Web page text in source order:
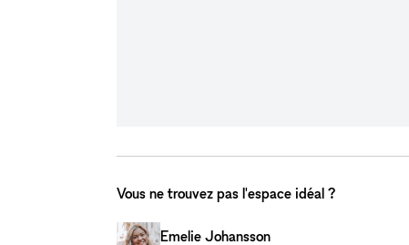
Vous ne trouvez pas l'espace idéal ?
Emelie Johansson